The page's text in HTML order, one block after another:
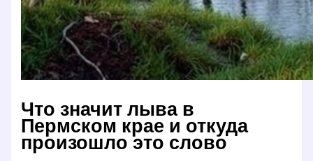
Что значит лыва в
Пермском крае и откуда
произошло это слово